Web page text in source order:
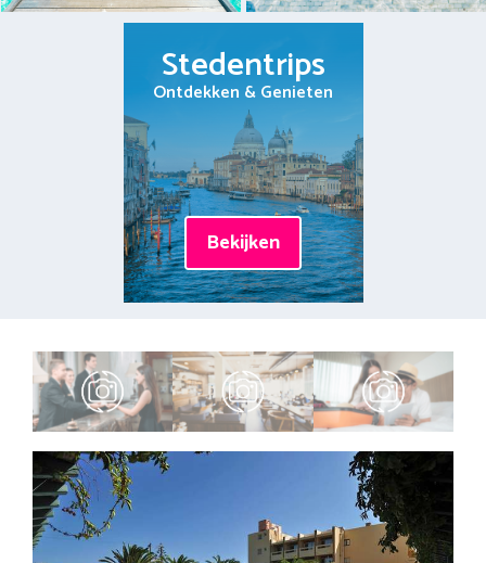
Stedentrips
Ontdekken & Genieten
Bekijken